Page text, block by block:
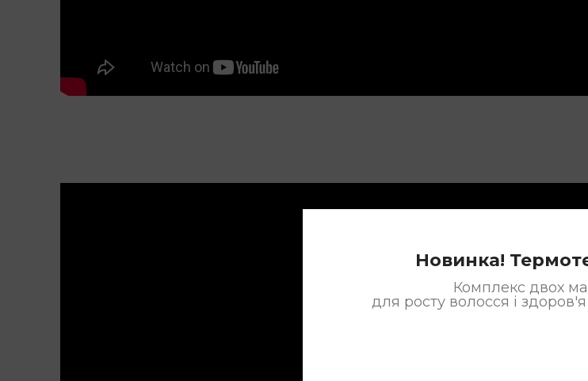
Новинка!
Комплекс двох
для росту волосся і